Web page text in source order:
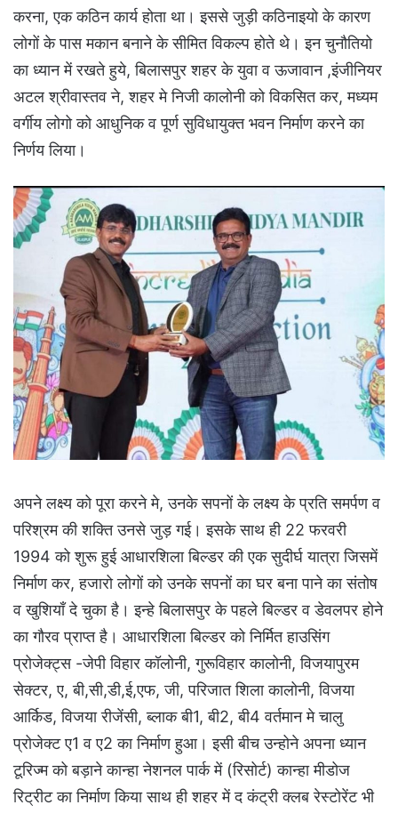
करना, एक कठिन कार्य होता था। इससे जुड़ी कठिनाइयो के कारण
लोगों के पास मकान बनाने के सीमित विकल्प होते थे। इन चुनौतियो
का ध्यान में रखते हुये, बिलासपुर शहर के युवा व ऊजावान ,इंजीनियर
अटल श्रीवास्तव ने, शहर मे निजी कालोनी को विकसित कर, मध्यम
वर्गीय लोगो को आधुनिक व पूर्ण सुविधायुक्त भवन निर्माण करने का
निर्णय लिया।
अपने लक्ष्य को पूरा करने मे, उनके सपनों के लक्ष्य के प्रति समर्पण व
परिश्रम की शक्ति उनसे जुड़ गई। इसके साथ ही 22 फरवरी
1994 को शुरू हुई आधारशिला बिल्डर की एक सुदीर्घ यात्रा जिसमें
निर्माण कर, हजारो लोगों को उनके सपनों का घर बना पाने का संतोष
व खुशियाँ दे चुका है। इन्हे बिलासपुर के पहले बिल्डर व डेवलपर होने
का गौरव प्राप्त है। आधारशिला बिल्डर को निर्मित हाउसिंग
प्रोजेक्ट्स -जेपी विहार कॉलोनी, गुरूविहार कालोनी, विजयापुरम
सेक्टर, ए, बी,सी,डी,ई,एफ, जी, परिजात शिला कालोनी, विजया
आर्किड, विजया रीजेंसी, ब्लाक बी1, बी2, बी4 वर्तमान मे चालु
प्रोजेक्ट ए1 व ए2 का निर्माण हुआ। इसी बीच उन्होने अपना ध्यान
टूरिज्म को बड़ाने कान्हा नेशनल पार्क में (रिसोर्ट) कान्हा मीडोज
रिट्रीट का निर्माण किया साथ ही शहर में द कंट्री क्लब रेस्टोरेंट भी